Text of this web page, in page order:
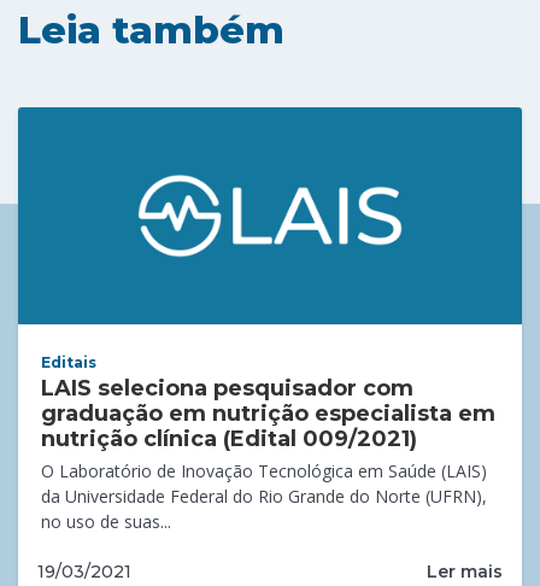
Leia também
Editais
LAIS seleciona pesquisador com
graduação em nutrição especialista em
nutrição clínica (Edital 009/2021)
O Laboratório de Inovação Tecnológica em Saúde (LAIS)
da Universidade Federal do Rio Grande do Norte (UFRN),
no uso de suas...
19/03/2021 Ler mais